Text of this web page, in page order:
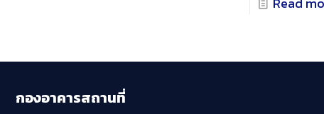
กองอาคารสถานที่